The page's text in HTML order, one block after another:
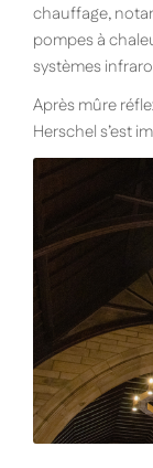
chauffage,
pompes à
systèmes
Après mûre
Herschel s’est